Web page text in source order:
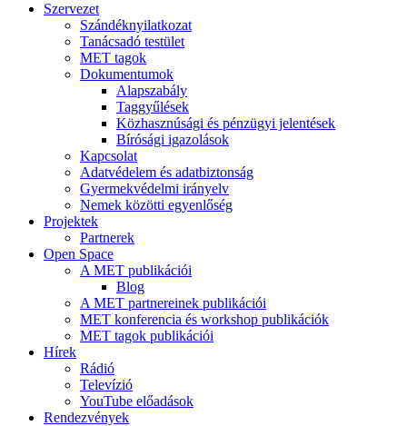
Szervezet
Szándéknyilatkozat
Tanácsadó testület
MET tagok
Dokumentumok
Alapszabály
Taggyűlések
Közhasznúsági és pénzügyi jelentések
Bírósági igazolások
Kapcsolat
Adatvédelem és adatbiztonság
Gyermekvédelmi irányelv
Nemek közötti egyenlőség
Projektek
Partnerek
Open Space
A MET publikációi
Blog
A MET partnereinek publikációi
MET konferencia és workshop publikációk
MET tagok publikációi
Hírek
Rádió
Televízió
YouTube előadások
Rendezvények